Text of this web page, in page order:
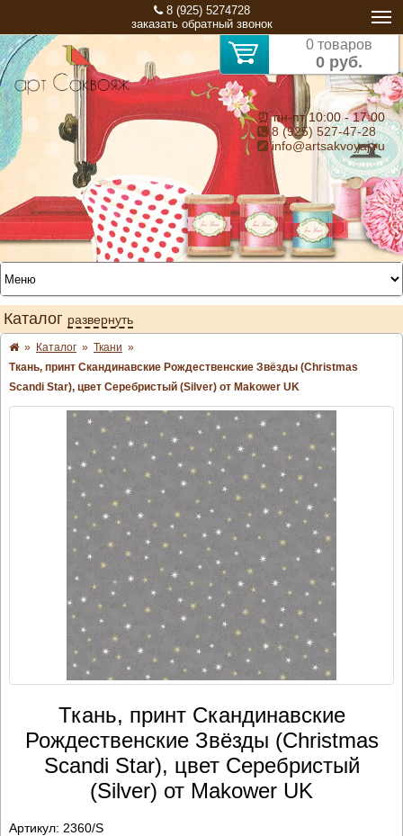
8 (925) 5274728
заказать обратный звонок
0 товаров
0 руб.
⏰ пн-пт 10:00 - 17:00
8 (925) 527-47-28
info@artsakvoyaj.ru
Каталог развернуть
» Каталог » Ткани »
Ткань, принт Скандинавские Рождественские Звёзды (Christmas
Scandi Star), цвет Серебристый (Silver) от Makower UK
Ткань, принт Скандинавские
Рождественские Звёзды (Christmas
Scandi Star), цвет Серебристый
(Silver) от Makower UK
Артикул: 2360/S